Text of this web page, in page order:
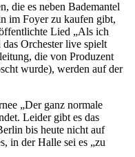
die es neben Bademantel
im Foyer zu kaufen gibt,
Lied „Als ich
Orchester live spielt
die von Produzent
wurde), werden auf der
„Der ganz normale
Leider gibt es das
bis heute nicht auf
in der Halle sei es „zu